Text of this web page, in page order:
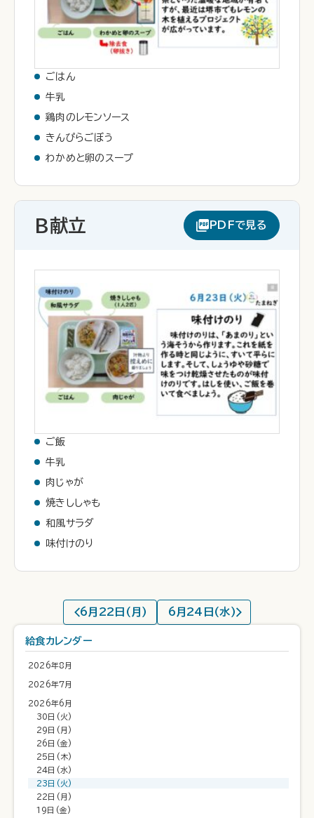
ごはん
牛乳
鶏肉のレモンソース
きんぴらごぼう
わかめと卵のスープ
B献立 PDFで見る
ご飯
牛乳
肉じゃが
焼きししゃも
和風サラダ
味付けのり
6月22日(月) 6月24日(水)
給食カレンダー
2026年8月
2026年7月
2026年6月
30日(火)
29日(月)
26日(金)
25日(木)
24日(水)
23日(火)
22日(月)
19日(金)